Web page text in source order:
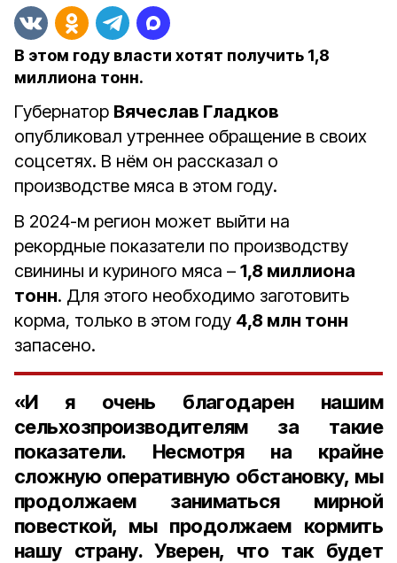
В этом году власти хотят получить 1,8
миллиона тонн.
Губернатор Вячеслав Гладков
опубликовал утреннее обращение в своих
соцсетях. В нём он рассказал о
производстве мяса в этом году.
В 2024-м регион может выйти на
рекордные показатели по производству
свинины и куриного мяса – 1,8 миллиона
тонн. Для этого необходимо заготовить
корма, только в этом году 4,8 млн тонн
запасено.
«И я очень благодарен нашим
сельхозпроизводителям за такие
показатели. Несмотря на крайне
сложную оперативную обстановку, мы
продолжаем заниматься мирной
повесткой, мы продолжаем кормить
нашу страну. Уверен, что так будет